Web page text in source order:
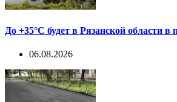
До +35°С будет в Рязанской области в
06.08.2026